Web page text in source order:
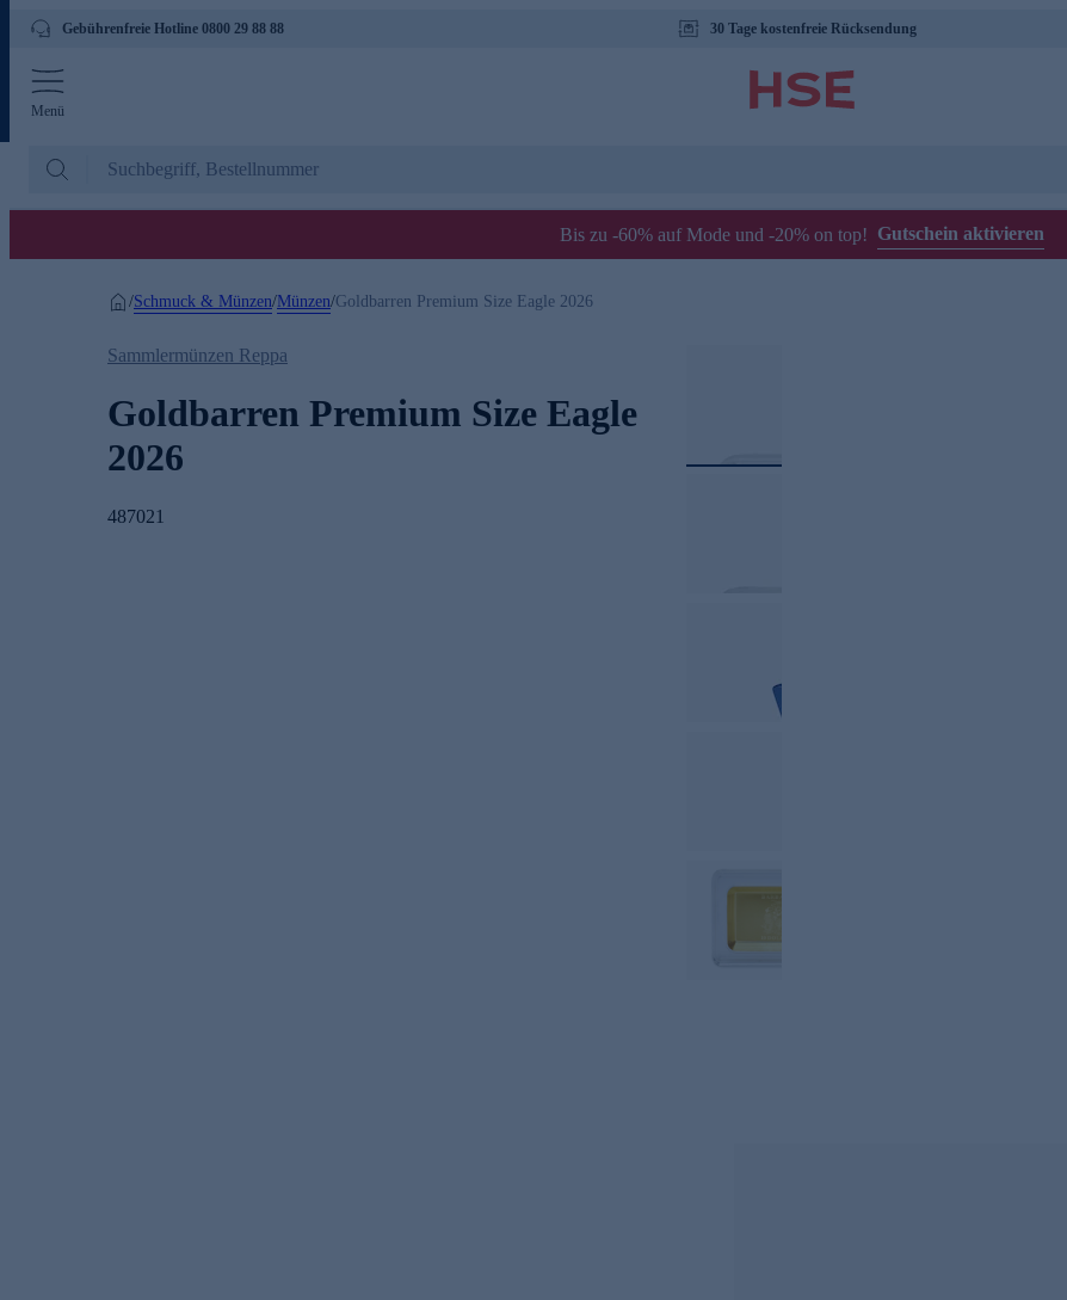
Gebührenfreie Hotline 0800 29 88 88 30 Tage kostenfreie Rücksendung
Menü
Bis zu -60% auf Mode und -20% on top! Gutschein aktivieren
/Schmuck & Münzen/Münzen/Goldbarren Premium Size Eagle 2026
Sammlermünzen Reppa
Goldbarren Premium Size Eagle
2026
487021